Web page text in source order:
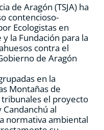
de Aragón (TSJA) ha
contencioso-
Ecologistas en
la Fundación para la
contra el
de Aragón
en la
Montañas de
el proyecto
al
normativa ambiental